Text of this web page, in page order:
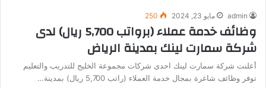
admin مايو 23, 2024 250
وظائف خدمة عملاء (برواتب 5,700 ريال) لدى
شركة سمارت لينك بمدينة الرياض
أعلنت شركة سمارت لينك احدى شركات مجموعة الخليج للتدريب والتعليم
توفر وظائف شاغرة بمجال خدمة العملاء (راتب 5,700 ريال) بمدينة…